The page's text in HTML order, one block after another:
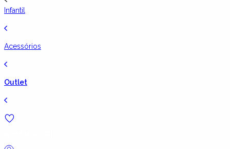
Infantil
Acessórios
Outlet